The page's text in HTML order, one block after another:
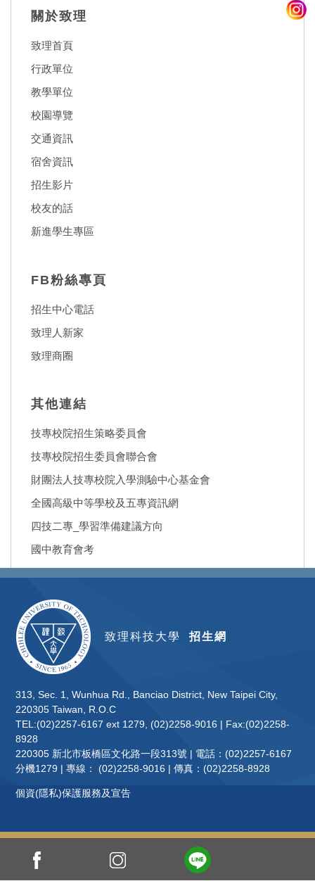
關於致理
致理首頁
行政單位
教學單位
校園導覽
交通資訊
宿舍資訊
招生影片
校友的話
新進學生專區
FB粉絲專頁
招生中心電話
致理人新家
致理商圈
其他連結
技專校院招生策略委員會
技專校院招生委員會聯合會
財團法人技專校院入學測驗中心基金會
全國高級中等學校及五專資訊網
四技二專_學習準備建議方向
國中教育會考
致理科技大學招生網
313, Sec. 1, Wunhua Rd., Banciao District, New Taipei City,
220305 Taiwan, R.O.C
TEL:(02)2257-6167 ext 1279, (02)2258-9016 | Fax:(02)2258-
8928
220305 新北市板橋區文化路一段313號 | 電話：(02)2257-6167
分機1279 | 專線： (02)2258-9016 | 傳真：(02)2258-8928
個資(隱私)保護服務及宣告